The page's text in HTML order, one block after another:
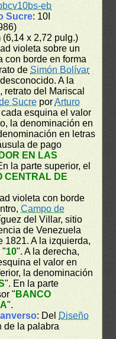
eb
Sucre: 10I
(6,14 x 2,72 pulg.)
violeta sobre un
con borde en forma
deSimón Bolívar
A la
del Mariscal
Sucre porArturo
esquina el valor
la denominación en
en letras
de pago
EN LAS
la parte superior, el
CENTRAL DE
violeta con borde
Campo de
del Villar, sitio
de Venezuela
1821. A la izquierda,
"10". A la derecha,
el valor en
la denominación
". En la parte
" BANCO
".
: Del Diseño
de la palabra